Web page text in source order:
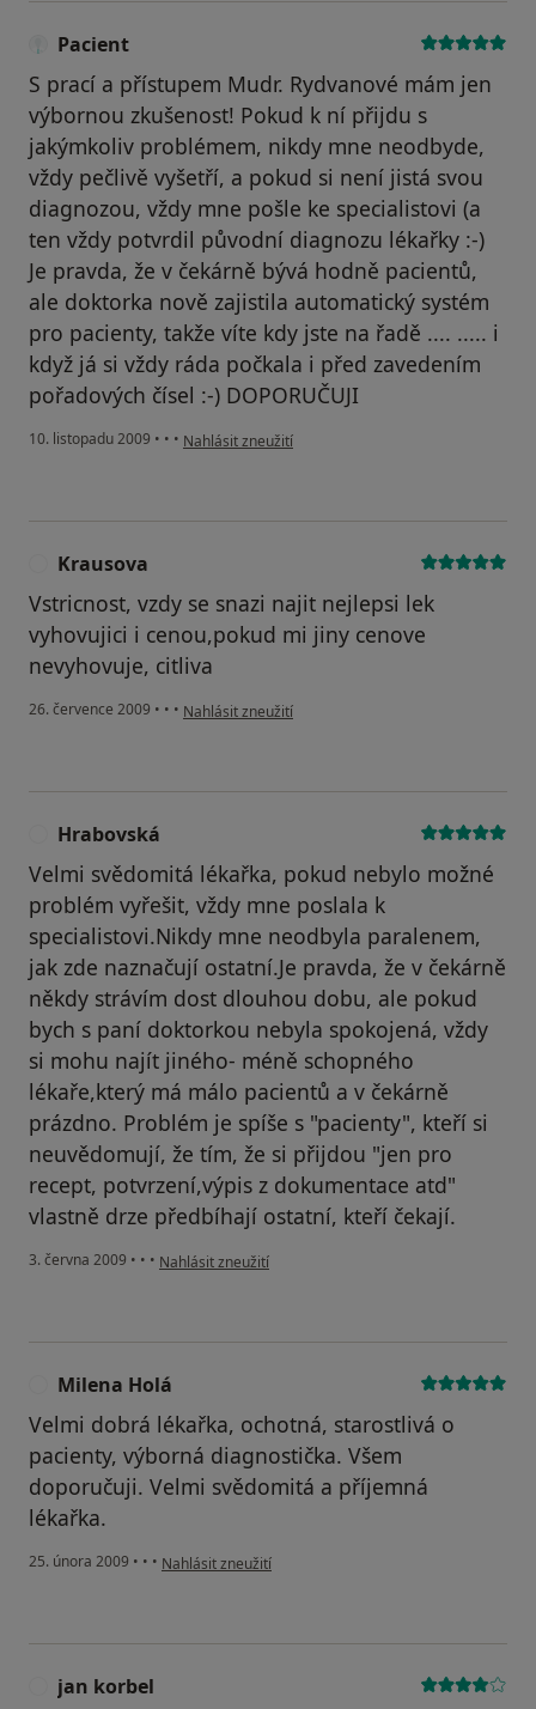
Pacient
S prací a přístupem Mudr. Rydvanové mám jen
výbornou zkušenost! Pokud k ní přijdu s
jakýmkoliv problémem, nikdy mne neodbyde,
vždy pečlivě vyšetří, a pokud si není jistá svou
diagnozou, vždy mne pošle ke specialistovi (a
ten vždy potvrdil původní diagnozu lékařky :-)
Je pravda, že v čekárně bývá hodně pacientů,
ale doktorka nově zajistila automatický systém
pro pacienty, takže víte kdy jste na řadě .... ..... i
když já si vždy ráda počkala i před zavedením
pořadových čísel :-) DOPORUČUJI
10. listopadu 2009 • • • podle názoru uživatele Pacient
Nahlásit zneužití
Krausova
Vstricnost, vzdy se snazi najit nejlepsi lek
vyhovujici i cenou,pokud mi jiny cenove
nevyhovuje, citliva
26. července 2009 • • • podle názoru uživatele Krausova
Nahlásit zneužití
Hrabovská
Velmi svědomitá lékařka, pokud nebylo možné
problém vyřešit, vždy mne poslala k
specialistovi.Nikdy mne neodbyla paralenem,
jak zde naznačují ostatní.Je pravda, že v čekárně
někdy strávím dost dlouhou dobu, ale pokud
bych s paní doktorkou nebyla spokojená, vždy
si mohu najít jiného- méně schopného
lékaře,který má málo pacientů a v čekárně
prázdno. Problém je spíše s "pacienty", kteří si
neuvědomují, že tím, že si přijdou "jen pro
recept, potvrzení,výpis z dokumentace atd"
vlastně drze předbíhají ostatní, kteří čekají.
3. června 2009 • • • podle názoru uživatele Hrabovská
Nahlásit zneužití
Milena Holá
Velmi dobrá lékařka, ochotná, starostlivá o
pacienty, výborná diagnostička. Všem
doporučuji. Velmi svědomitá a příjemná
lékařka.
25. února 2009 • • • podle názoru uživatele Milena Holá
Nahlásit zneužití
jan korbel